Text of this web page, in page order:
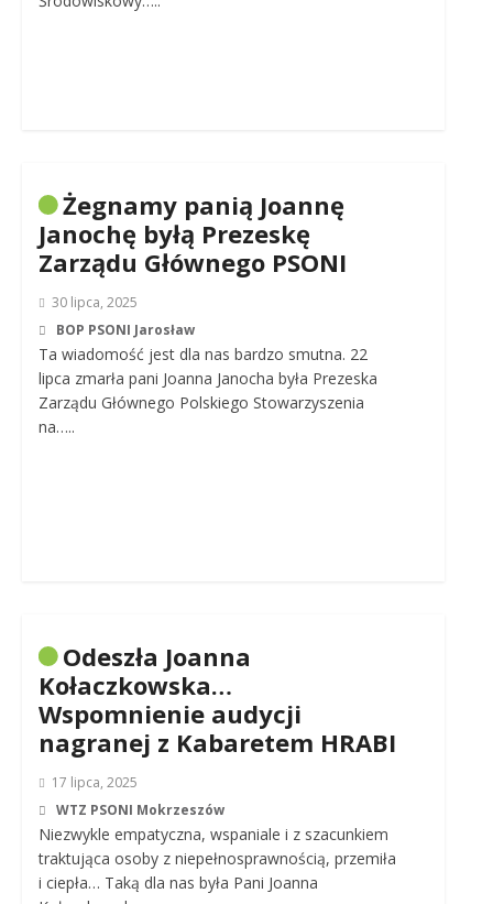
Żegnamy panią Joannę
Janochę byłą Prezeskę
Zarządu Głównego PSONI
30 lipca, 2025
BOP PSONI Jarosław
Ta wiadomość jest dla nas bardzo smutna. 22
lipca zmarła pani Joanna Janocha była Prezeska
Zarządu Głównego Polskiego Stowarzyszenia
na…..
Odeszła Joanna
Kołaczkowska…
Wspomnienie audycji
nagranej z Kabaretem HRABI
17 lipca, 2025
WTZ PSONI Mokrzeszów
Niezwykle empatyczna, wspaniale i z szacunkiem
traktująca osoby z niepełnosprawnością, przemiła
i ciepła… Taką dla nas była Pani Joanna